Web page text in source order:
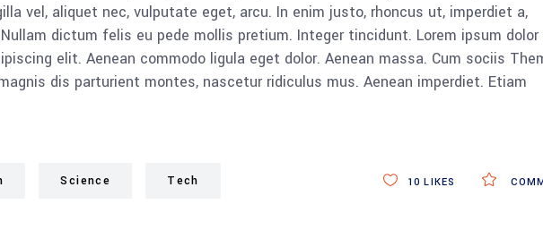
vel, aliquet nec, vulputate eget, arcu. In enim justo, rhoncus ut, imperdiet a,
dictum felis eu pede mollis pretium. Integer tincidunt. Lorem ipsum
elit. Aenean commodo ligula eget dolor. Aenean massa. Cum sociis
dis parturient montes, nascetur ridiculus mus. Aenean imperdiet. Etiam
Science Tech 10 LIKES